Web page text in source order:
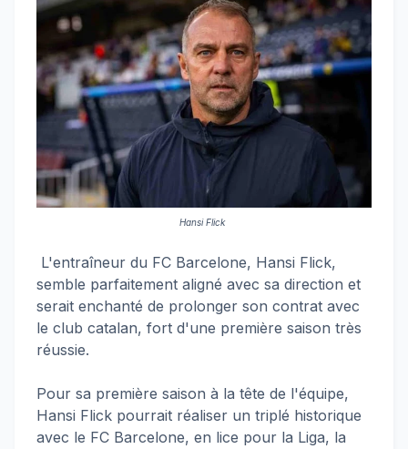
Hansi Flick
L'entraîneur du FC Barcelone, Hansi Flick,
semble parfaitement aligné avec sa direction et
serait enchanté de prolonger son contrat avec
le club catalan, fort d'une première saison très
réussie.
Pour sa première saison à la tête de l'équipe,
Hansi Flick pourrait réaliser un triplé historique
avec le FC Barcelone, en lice pour la Liga, la